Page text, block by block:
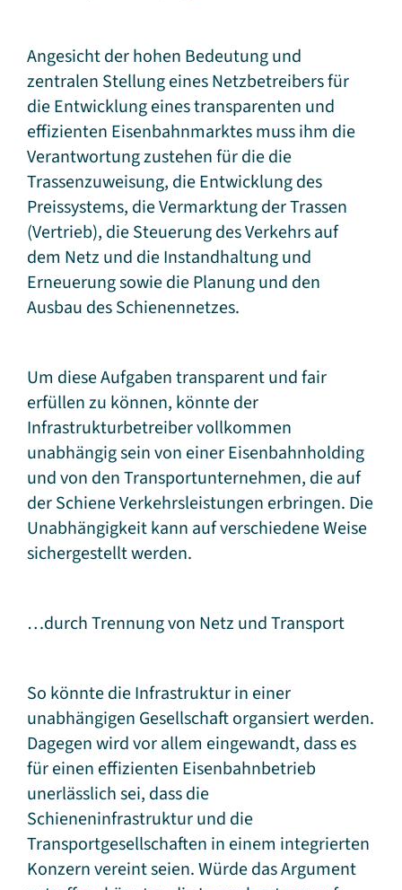
Angesicht der hohen Bedeutung und
zentralen Stellung eines Netzbetreibers für
die Entwicklung eines transparenten und
effizienten Eisenbahnmarktes muss ihm die
Verantwortung zustehen für die die
Trassenzuweisung, die Entwicklung des
Preissystems, die Vermarktung der Trassen
(Vertrieb), die Steuerung des Verkehrs auf
dem Netz und die Instandhaltung und
Erneuerung sowie die Planung und den
Ausbau des Schienennetzes.
Um diese Aufgaben transparent und fair
erfüllen zu können, könnte der
Infrastrukturbetreiber vollkommen
unabhängig sein von einer Eisenbahnholding
und von den Transportunternehmen, die auf
der Schiene Verkehrsleistungen erbringen. Die
Unabhängigkeit kann auf verschiedene Weise
sichergestellt werden.
…durch Trennung von Netz und Transport
So könnte die Infrastruktur in einer
unabhängigen Gesellschaft organsiert werden.
Dagegen wird vor allem eingewandt, dass es
für einen effizienten Eisenbahnbetrieb
unerlässlich sei, dass die
Schieneninfrastruktur und die
Transportgesellschaften in einem integrierten
Konzern vereint seien. Würde das Argument